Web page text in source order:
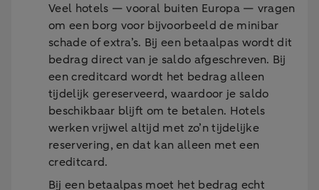
Veel hotels — vooral buiten Europa — vragen
om een borg voor bijvoorbeeld de minibar
schade of extra’s. Bij een betaalpas wordt dit
bedrag direct van je saldo afgeschreven. Bij
een creditcard wordt het bedrag alleen
tijdelijk gereserveerd, waardoor je saldo
beschikbaar blijft om te betalen. Hotels
werken vrijwel altijd met zo’n tijdelijke
reservering, en dat kan alleen met een
creditcard.
Bij een betaalpas moet het bedrag echt